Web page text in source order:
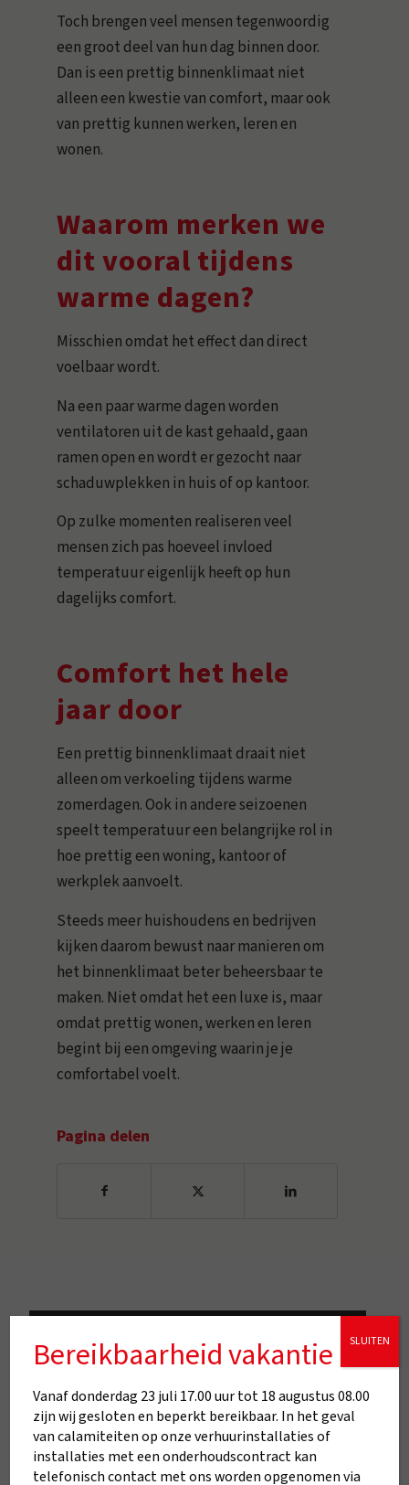
Toch brengen veel mensen tegenwoordig
een groot deel van hun dag binnen door.
Dan is een prettig binnenklimaat niet
alleen een kwestie van comfort, maar ook
van prettig kunnen werken, leren en
wonen.
Waarom merken we
dit vooral tijdens
warme dagen?
Misschien omdat het effect dan direct
voelbaar wordt.
Na een paar warme dagen worden
ventilatoren uit de kast gehaald, gaan
ramen open en wordt er gezocht naar
schaduwplekken in huis of op kantoor.
Op zulke momenten realiseren veel
mensen zich pas hoeveel invloed
temperatuur eigenlijk heeft op hun
dagelijks comfort.
Comfort het hele
jaar door
Een prettig binnenklimaat draait niet
alleen om verkoeling tijdens warme
zomerdagen. Ook in andere seizoenen
speelt temperatuur een belangrijke rol in
hoe prettig een woning, kantoor of
werkplek aanvoelt.
Steeds meer huishoudens en bedrijven
kijken daarom bewust naar manieren om
het binnenklimaat beter beheersbaar te
maken. Niet omdat het een luxe is, maar
omdat prettig wonen, werken en leren
begint bij een omgeving waarin je je
comfortabel voelt.
Pagina delen
Keuzehulp
Kies in 2 minuten jouw
ideale
cv-ketel of airco
Bereikbaarheid vakantie
Vanaf donderdag 23 juli 17.00 uur tot 18 augustus 08.00
zijn wij gesloten en beperkt bereikbaar. In het geval
van calamiteiten op onze verhuurinstallaties of
installaties met een onderhoudscontract kan
telefonisch contact met ons worden opgenomen via
SLUITEN